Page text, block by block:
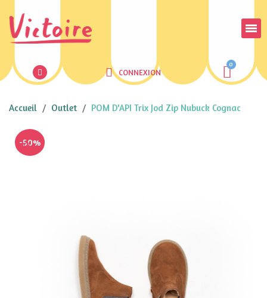
CONNEXION
Accueil Outlet POM D'API Trix Jod Zip Nubuck Cognac
-50%